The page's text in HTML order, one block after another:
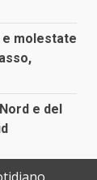
e molestate
e del